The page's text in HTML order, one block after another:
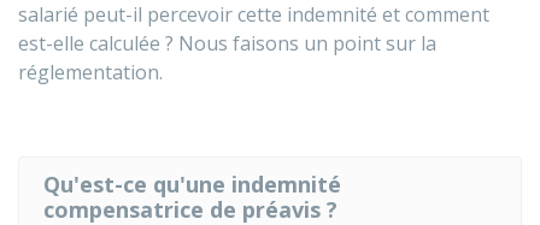
salarié peut-il percevoir cette indemnité et comment
est-elle calculée ? Nous faisons un point sur la
réglementation.
Qu'est-ce qu'une indemnité
compensatrice de préavis ?